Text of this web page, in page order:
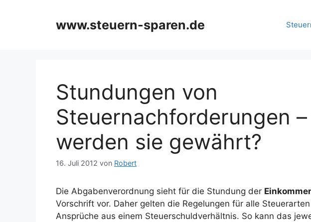
www.steuern-sparen.de
Stundungen von
Steuernachforderungen
werden sie gewährt?
16. Juli 2012 von Robert
Die Abgabenverordnung sieht für die Stundung der
Vorschrift vor. Daher gelten die Regelungen für alle
Ansprüche aus einem Steuerschuldverhältnis. So kann das